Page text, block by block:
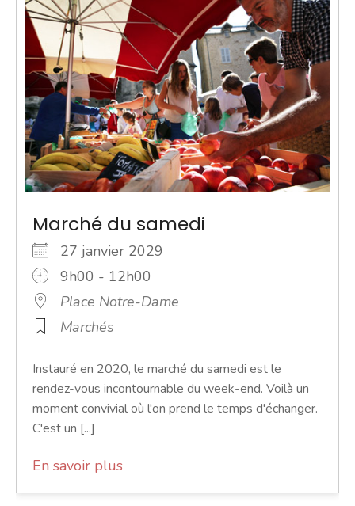
Marché du samedi
27 janvier 2029
9h00 - 12h00
Place Notre-Dame
Marchés
Instauré en 2020, le marché du samedi est le
rendez-vous incontournable du week-end. Voilà un
moment convivial où l'on prend le temps d'échanger.
C'est un [...]
En savoir plus